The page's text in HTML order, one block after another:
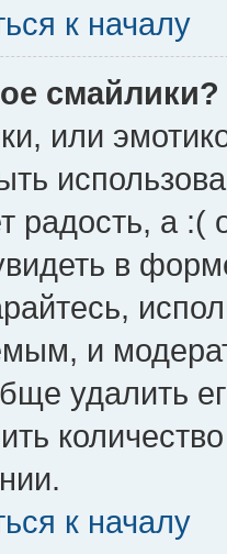
к началу
смайлики?
или
радость, а :(
в
и
удалить
к началу